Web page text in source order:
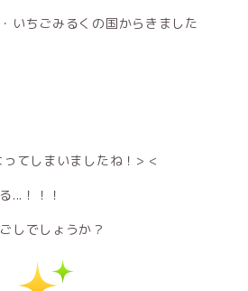
いちごみるくの国からきました
てしまいましたね！> <
...！！！
しでしょうか？